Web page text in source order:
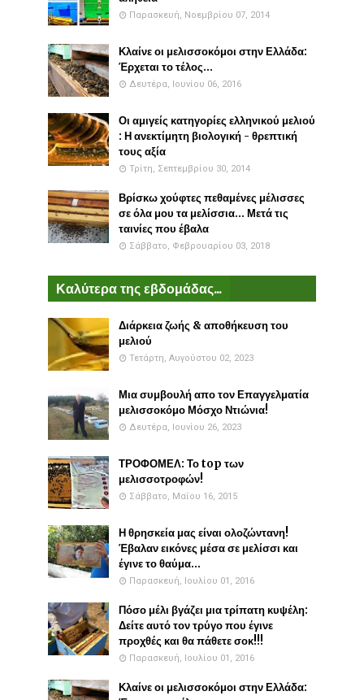
Παρασκευή, Νοεμβρίου 07, 2014
Κλαίνε οι μελισσοκόμοι στην Ελλάδα:
Έρχεται το τέλος...
Δευτέρα, Ιουνίου 06, 2016
Οι αμιγείς κατηγορίες ελληνικού μελιού
: Η ανεκτίμητη βιολογική - θρεπτική
τους αξία
Τρίτη, Σεπτεμβρίου 30, 2014
Βρίσκω χούφτες πεθαμένες μέλισσες
σε όλα μου τα μελίσσια... Μετά τις
ταινίες που έβαλα
Σάββατο, Φεβρουαρίου 03, 2018
Καλύτερα της εβδομάδας...
Διάρκεια ζωής & αποθήκευση του
μελιού
Τετάρτη, Αυγούστου 02, 2023
Μια συμβουλή απο τον Επαγγελματία
μελισσοκόμο Μόσχο Ντιώνια!
Δευτέρα, Ιουνίου 26, 2023
ΤΡΟΦΟΜΕΛ: Το top των
μελισσοτροφών!
Σάββατο, Μαΐου 16, 2015
Η θρησκεία μας είναι ολοζώντανη!
Έβαλαν εικόνες μέσα σε μελίσσι και
έγινε το θαύμα...
Παρασκευή, Ιουλίου 01, 2016
Πόσο μέλι βγάζει μια τρίπατη κυψέλη:
Δείτε αυτό τον τρύγο που έγινε
προχθές και θα πάθετε σοκ!!!
Παρασκευή, Ιουλίου 01, 2016
Κλαίνε οι μελισσοκόμοι στην Ελλάδα: